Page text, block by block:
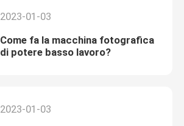
2023-01-03
Come fa la macchina fotografica
di potere basso lavoro?
2023-01-03